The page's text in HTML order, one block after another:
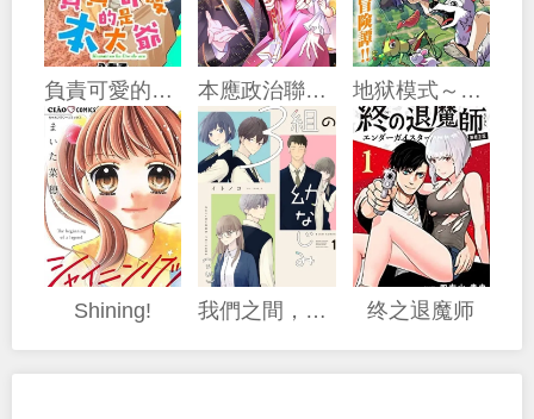
負責可愛的是本大爺 本應政治聯姻了的前男友 （現上司）追着我求複合 地狱模式～喜欢速通游戏的玩家在废设定异世界无双
Shining! 我們之間，只差一句喜歡 终之退魔师